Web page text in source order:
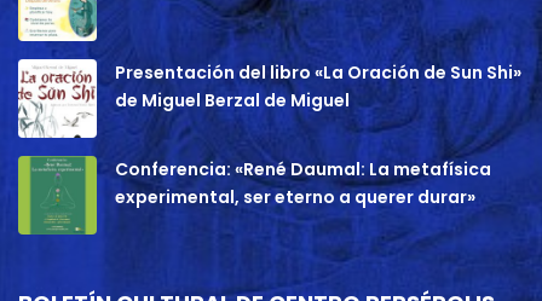
Presentación del libro «La Oración de Sun Shi»
de Miguel Berzal de Miguel
Conferencia: «René Daumal: La metafísica
experimental, ser eterno a querer durar»